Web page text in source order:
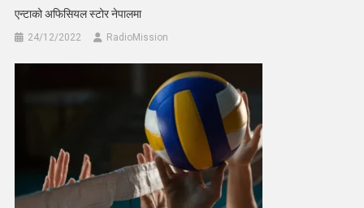
एन्टाको अफिसियल स्टोर नेपालमा
24/12/2022 RadioMission